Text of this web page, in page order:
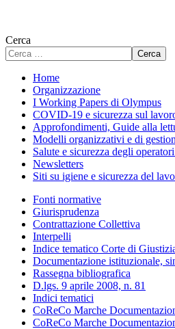
Cerca
Cerca
Home
Organizzazione
I Working Papers di Olympus
COVID-19 e sicurezza sul
Approfondimenti, Guide alla
Modelli organizzativi e di
Salute e sicurezza degli
Newsletters
Siti su igiene e sicurezza del
Fonti normative
Giurisprudenza
Contrattazione Collettiva
Interpelli
Indice tematico Corte di
Documentazione istituzionale,
Rassegna bibliografica
D.lgs. 9 aprile 2008, n. 81
Indici tematici
CoReCo Marche
CoReCo Marche